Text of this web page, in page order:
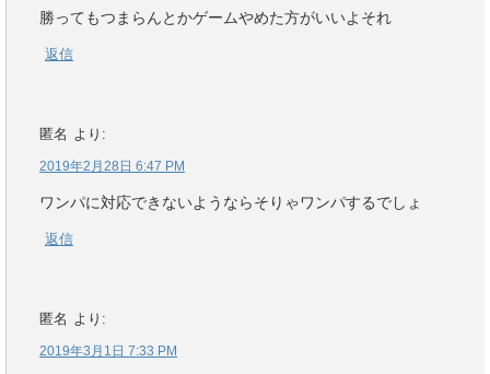
勝ってもつまらんとかゲームやめた方がいいよそれ
返信
匿名 より:
2019年2月28日 6:47 PM
ワンパに対応できないようならそりゃワンパするでしょ
返信
匿名 より:
2019年3月1日 7:33 PM